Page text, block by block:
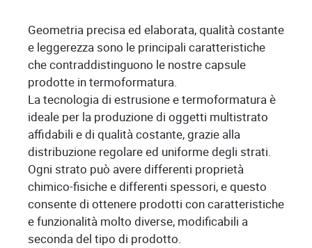
Geometria precisa ed elaborata, qualità costante
e leggerezza sono le principali caratteristiche
che contraddistinguono le nostre capsule
prodotte in termoformatura.
La tecnologia di estrusione e termoformatura è
ideale per la produzione di oggetti multistrato
affidabili e di qualità costante, grazie alla
distribuzione regolare ed uniforme degli strati.
Ogni strato può avere differenti proprietà
chimico-fisiche e differenti spessori, e questo
consente di ottenere prodotti con caratteristiche
e funzionalità molto diverse, modificabili a
seconda del tipo di prodotto.